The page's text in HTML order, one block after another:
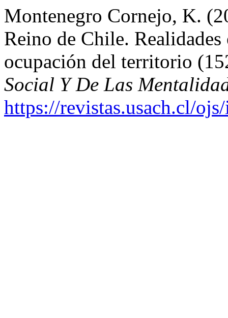
Montenegro Cornejo, K.
Reino de Chile.
ocupación del territorio
Social Y De Las
https://revistas.usach.cl/